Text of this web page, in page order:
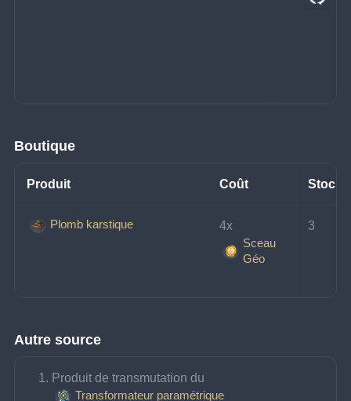
Boutique
Produit Coût Stock
Plomb karstique
4x
Sceau
Géo
3
Autre source
Produit de transmutation du
Transformateur paramétrique